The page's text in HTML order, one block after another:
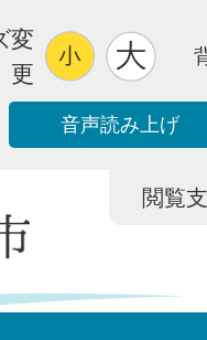
変
更
音声読み上げ
閲覧